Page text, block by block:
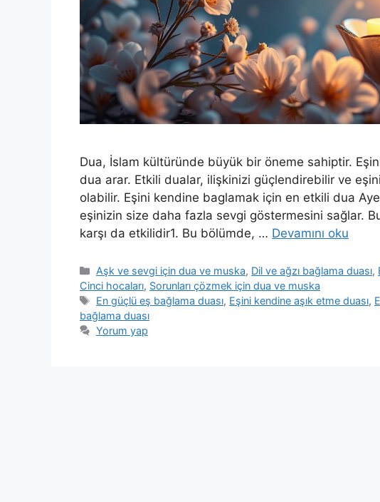
Dua, İslam kültüründe büyük bir öneme sahiptir.
dua arar. Etkili dualar, ilişkinizi güçlendirebilir ve
olabilir. Eşini kendine baglamak için en etkili dua
eşinizin size daha fazla sevgi göstermesini sağlar.
karşı da etkilidir1. Bu bölümde, … Devamını oku
Aşk ve sevgi için dua ve muska, Dil ve ağzı bağlama duası,
Cinci hocaları, Sorunları çözmek için dua ve muska
En güçlü eş bağlama duası, Eşini kendine aşık etme duası,
bağlama duası
Yorum yap